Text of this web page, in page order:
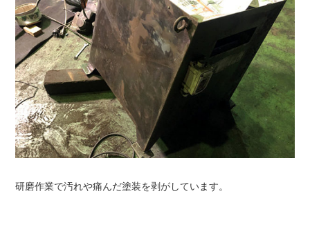
研磨作業で汚れや痛んだ塗装を剥がしています。